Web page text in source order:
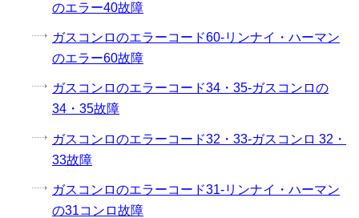
のエラー40故障
ガスコンロのエラーコード60-リンナイ・ハーマン
のエラー60故障
ガスコンロのエラーコード34・35-ガスコンロの
34・35故障
ガスコンロのエラーコード32・33-ガスコンロ 32・
33故障
ガスコンロのエラーコード31-リンナイ・ハーマン
の31コンロ故障